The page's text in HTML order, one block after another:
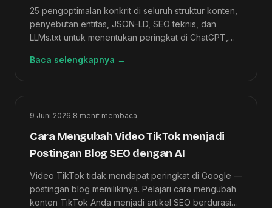
25 pengoptimalan konkrit di seluruh struktur konten,
penyebutan entitas, JSON-LD, SEO teknis, dan
LLMs.txt untuk menentukan peringkat di ChatGPT,
Baca selengkapnya →
9 Juni 2026·8 menit membaca
Cara Mengubah Video TikTok menjadi
Postingan Blog SEO dengan AI
Video TikTok tidak mendapat peringkat di Google —
postingan blog memilikinya. Pelajari cara mengubah
konten TikTok Anda menjadi artikel SEO berdurasi